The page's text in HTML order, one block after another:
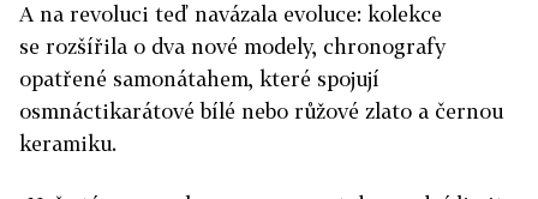
A na revoluci teď navázala evoluce: kolekce
se rozšířila o dva nové modely, chronografy
opatřené samonátahem, které spojují
osmnáctikarátové bílé nebo růžové zlato a černou
keramiku.